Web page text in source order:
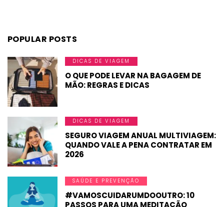
POPULAR POSTS
DICAS DE VIAGEM
O QUE PODE LEVAR NA BAGAGEM DE
MÃO: REGRAS E DICAS
DICAS DE VIAGEM
SEGURO VIAGEM ANUAL MULTIVIAGEM:
QUANDO VALE A PENA CONTRATAR EM
2026
SAÚDE E PREVENÇÃO
#VAMOSCUIDARUMDOOUTRO: 10
PASSOS PARA UMA MEDITAÇÃO